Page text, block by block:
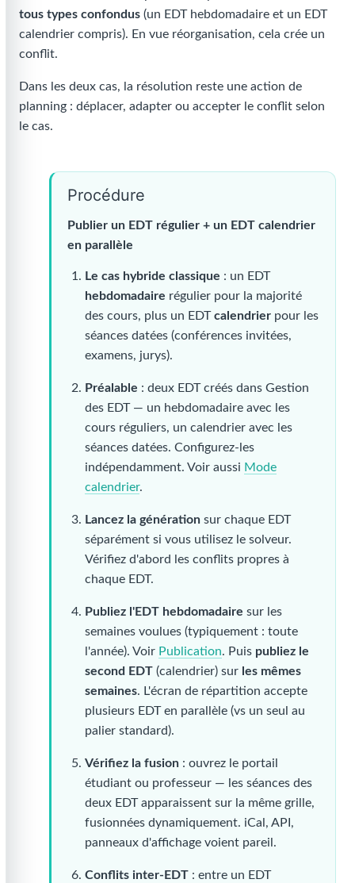
tous types confondus (un EDT hebdomadaire et un EDT
calendrier compris). En vue réorganisation, cela crée un
conflit.
Dans les deux cas, la résolution reste une action de
planning : déplacer, adapter ou accepter le conflit selon
le cas.
Procédure
Publier un EDT régulier + un EDT calendrier
en parallèle
Le cas hybride classique : un EDT
hebdomadaire régulier pour la majorité
des cours, plus un EDTcalendrier pour les
séances datées (conférences invitées,
examens, jurys).
Préalable : deux EDT créés dans Gestion
des EDT — un hebdomadaire avec les
cours réguliers, un calendrier avec les
séances datées. Configurez-les
indépendamment. Voir aussi Mode
calendrier.
Lancez la génération sur chaque EDT
séparément si vous utilisez le solveur.
Vérifiez d'abord les conflits propres à
chaque EDT.
Publiez l'EDT hebdomadaire sur les
semaines voulues (typiquement : toute
l'année). Voir Publication. Puis publiez le
second EDT (calendrier) sur les mêmes
semaines. L'écran de répartition accepte
plusieurs EDT en parallèle (vs un seul au
palier standard).
Vérifiez la fusion : ouvrez le portail
étudiant ou professeur — les séances des
deux EDT apparaissent sur la même grille,
fusionnées dynamiquement. iCal, API,
panneaux d'affichage voient pareil.
Conflits inter-EDT : entre un EDT